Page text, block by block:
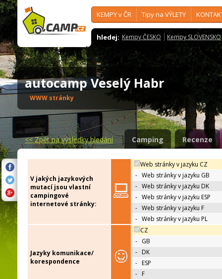
KEMPY v ČR Tipy na VÝLETY
hledej: Kempy ČESKO Kempy SLOVENSKO
autocamp Veselý Habr
WWW stránky
<<Zpět na výsledky hledání Camping Recenze
V jakých jazykových
mutací jsou vlastní
campingové
internetové stránky:
Web stránky v jazyku CZ
- Web stránky v jazyku GB
- Web stránky v jazyku DK
- Web stránky v jazyku ESP
- Web stránky v jazyku F
- Web stránky v jazyku PL
Jazyky komunikace/
korespondence
CZ
- GB
- DK
- ESP
- F